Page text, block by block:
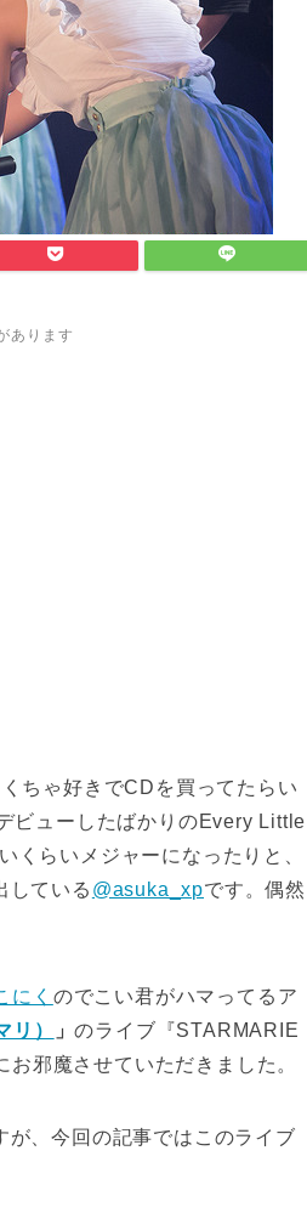
あります
ちゃ好きでCDを買ってたらい
ビューしたばかりのEvery Little
くらいメジャーになったりと、
している @asuka_xpです。偶然
にく のでこい君がハマってるア
） 」のライブ『STARMARIE
邪魔させていただきました。
が、今回の記事ではこのライブ